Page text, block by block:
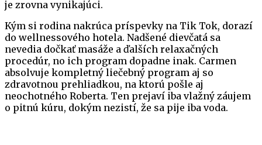
je zrovna vynikajúci.
Kým si rodina nakrúca príspevky na Tik Tok, dorazí
do wellnessového hotela. Nadšené dievčatá sa
nevedia dočkať masáže a ďalších relaxačných
procedúr, no ich program dopadne inak. Carmen
absolvuje kompletný liečebný program aj so
zdravotnou prehliadkou, na ktorú pošle aj
neochotného Roberta. Ten prejaví iba vlažný záujem
o pitnú kúru, dokým nezistí, že sa pije iba voda.